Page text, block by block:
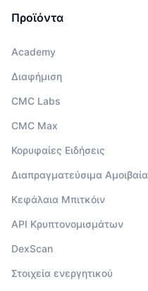
Προϊόντα
Academy
Διαφήμιση
CMC Labs
CMC Max
Κορυφαίες Ειδήσεις
Διαπραγματεύσιμα Αμοιβαία
Κεφάλαια Μπιτκόιν
API Κρυπτονομισμάτων
DexScan
Στοιχεία ενεργητικού